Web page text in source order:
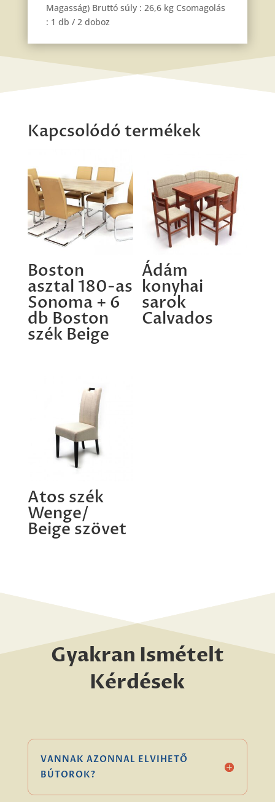
Magasság) Bruttó súly : 26,6 kg Csomagolás
: 1 db / 2 doboz
Kapcsolódó termékek
Boston
asztal 180-as
Sonoma + 6
db Boston
szék Beige
Ádám
konyhai
sarok
Calvados
Atos szék
Wenge/
Beige szövet
Gyakran Ismételt
Kérdések
VANNAK AZONNAL ELVIHETŐ
BÚTOROK?